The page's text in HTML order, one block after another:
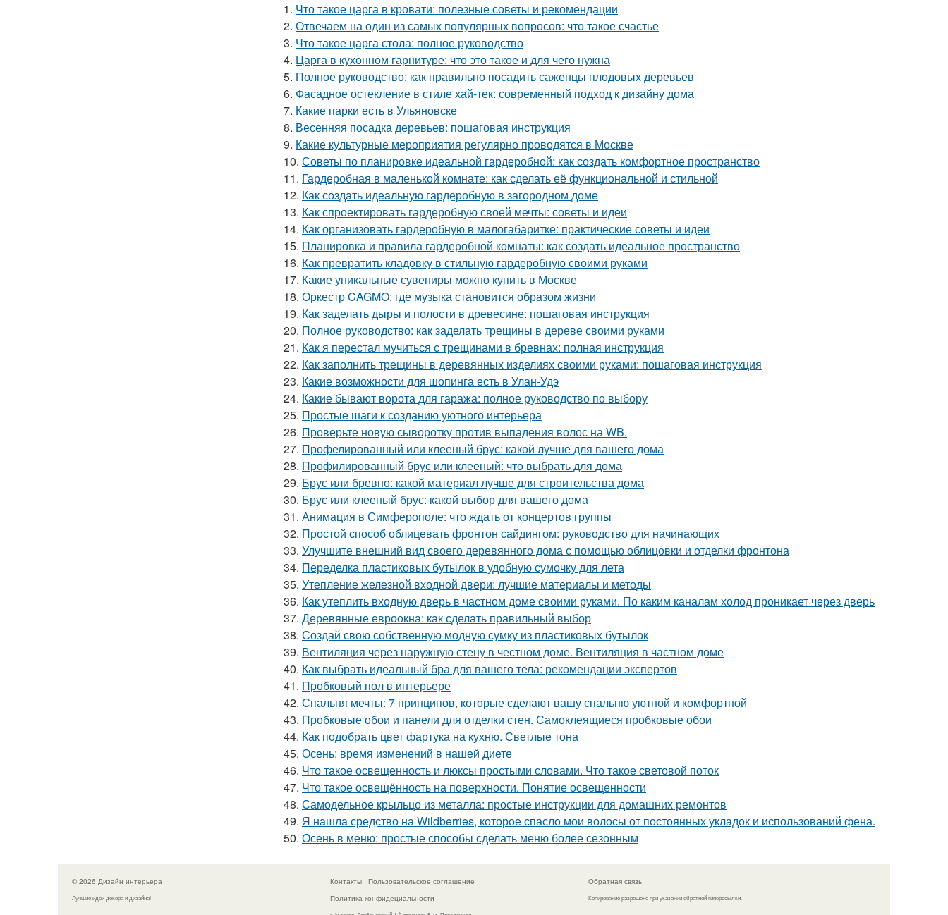
1. Что такое царга в кровати: полезные советы и рекомендации
2. Отвечаем на один из самых популярных вопросов: что такое счастье
3. Что такое царга стола: полное руководство
4. Царга в кухонном гарнитуре: что это такое и для чего нужна
5. Полное руководство: как правильно посадить саженцы плодовых деревьев
6. Фасадное остекление в стиле хай-тек: современный подход к дизайну дома
7. Какие парки есть в Ульяновске
8. Весенняя посадка деревьев: пошаговая инструкция
9. Какие культурные мероприятия регулярно проводятся в Москве
10. Советы по планировке идеальной гардеробной: как создать комфортное пространство
11. Гардеробная в маленькой комнате: как сделать её функциональной и стильной
12. Как создать идеальную гардеробную в загородном доме
13. Как спроектировать гардеробную своей мечты: советы и идеи
14. Как организовать гардеробную в малогабаритке: практические советы и идеи
15. Планировка и правила гардеробной комнаты: как создать идеальное пространство
16. Как превратить кладовку в стильную гардеробную своими руками
17. Какие уникальные сувениры можно купить в Москве
18. Оркестр CAGMO: где музыка становится образом жизни
19. Как заделать дыры и полости в древесине: пошаговая инструкция
20. Полное руководство: как заделать трещины в дереве своими руками
21. Как я перестал мучиться с трещинами в бревнах: полная инструкция
22. Как заполнить трещины в деревянных изделиях своими руками: пошаговая инструкция
23. Какие возможности для шопинга есть в Улан-Удэ
24. Какие бывают ворота для гаража: полное руководство по выбору
25. Простые шаги к созданию уютного интерьера
26. Проверьте новую сыворотку против выпадения волос на WB.
27. Профелированный или клееный брус: какой лучше для вашего дома
28. Профилированный брус или клееный: что выбрать для дома
29. Брус или бревно: какой материал лучше для строительства дома
30. Брус или клееный брус: какой выбор для вашего дома
31. Анимация в Симферополе: что ждать от концертов группы
32. Простой способ облицевать фронтон сайдингом: руководство для начинающих
33. Улучшите внешний вид своего деревянного дома с помощью облицовки и отделки фронтона
34. Переделка пластиковых бутылок в удобную сумочку для лета
35. Утепление железной входной двери: лучшие материалы и методы
36. Как утеплить входную дверь в частном доме своими руками. По каким каналам холод проникает через дверь
37. Деревянные евроокна: как сделать правильный выбор
38. Создай свою собственную модную сумку из пластиковых бутылок
39. Вентиляция через наружную стену в честном доме. Вентиляция в частном доме
40. Как выбрать идеальный бра для вашего тела: рекомендации экспертов
41. Пробковый пол в интерьере
42. Спальня мечты: 7 принципов, которые сделают вашу спальню уютной и комфортной
43. Пробковые обои и панели для отделки стен. Самоклеящиеся пробковые обои
44. Как подобрать цвет фартука на кухню. Светлые тона
45. Осень: время изменений в нашей диете
46. Что такое освещенность и люксы простыми словами. Что такое световой поток
47. Что такое освещённость на поверхности. Понятие освещенности
48. Самодельное крыльцо из металла: простые инструкции для домашних ремонтов
49. Я нашла средство на Wildberries, которое спасло мои волосы от постоянных укладок и использований фена.
50. Осень в меню: простые способы сделать меню более сезонным
© 2026 Дизайн интерьера
Лучшие идеи декора и дизайна!
Контакты
Пользовательское соглашение
Политика конфидециальности
Обратная связь
Копирование разрешено при указании обратной гиперссылки.